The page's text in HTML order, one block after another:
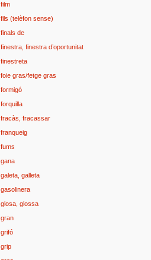
film
fils (telèfon sense)
finals de
finestra, finestra d’oportunitat
finestreta
foie gras/fetge gras
formigó
forquilla
fracàs, fracassar
franqueig
fums
gana
galeta, galleta
gasolinera
glosa, glossa
gran
grifó
grip